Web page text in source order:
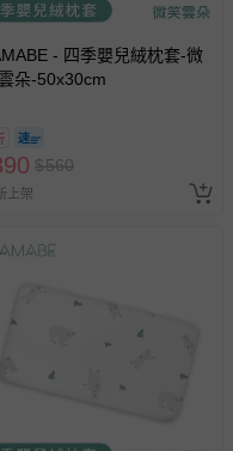
- 四季嬰兒絨枕套-微
朵-50x30cm
$560
上架